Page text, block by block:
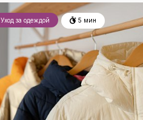
Уход за одеждой 5 мин